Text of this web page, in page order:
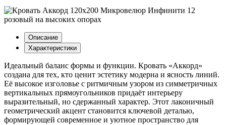
Описание
Характеристики
Идеальный баланс формы и функции. Кровать «Аккорд»
создана для тех, кто ценит эстетику модерна и ясность линий.
Её высокое изголовье с ритмичным узором из симметричных
вертикальных прямоугольников придаёт интерьеру
выразительный, но сдержанный характер. Этот лаконичный
геометрический акцент становится ключевой деталью,
формирующей современное и уютное пространство для